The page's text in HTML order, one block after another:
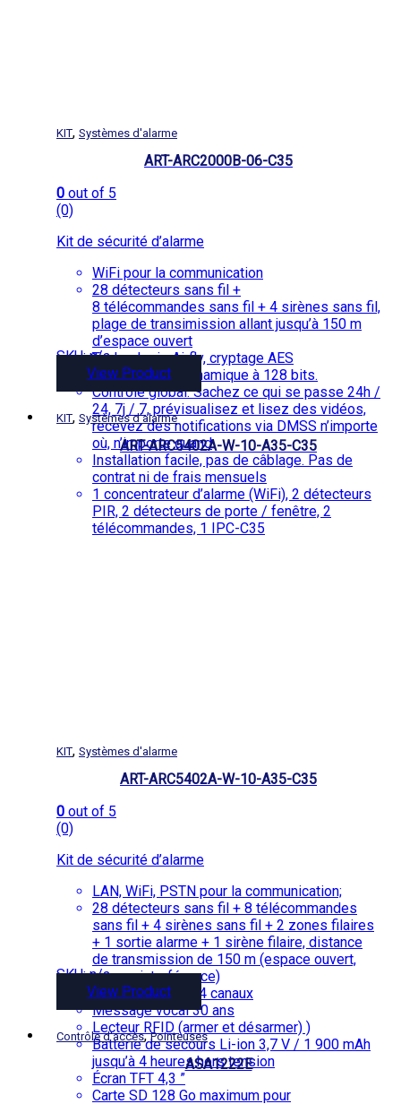
KIT, Systèmes d'alarme
ART-ARC2000B-06-C35
0 out of 5
(0)
Kit de sécurité d’alarme
WiFi pour la communication
28 détecteurs sans fil +
8 télécommandes sans fil + 4 sirènes sans fil,
plage de transimission allant jusqu’à 150 m
d’espace ouvert
Technologie Airfly, cryptage AES
bidirectionnel dynamique à 128 bits.
Contrôle global. Sachez ce qui se passe 24h /
24, 7j / 7, prévisualisez et lisez des vidéos,
recevez des notifications via DMSS n’importe
où, n’importe quand
Installation facile, pas de câblage. Pas de
contrat ni de frais mensuels
1 concentrateur d’alarme (WiFi), 2 détecteurs
PIR, 2 détecteurs de porte / fenêtre, 2
télécommandes, 1 IPC-C35
SKU: n/a
View Product
KIT, Systèmes d'alarme
ART-ARC5402A-W-10-A35-C35
KIT, Systèmes d'alarme
ART-ARC5402A-W-10-A35-C35
0 out of 5
(0)
Kit de sécurité d’alarme
LAN, WiFi, PSTN pour la communication;
28 détecteurs sans fil + 8 télécommandes
sans fil + 4 sirènes sans fil + 2 zones filaires
+ 1 sortie alarme + 1 sirène filaire, distance
de transmission de 150 m (espace ouvert,
aucune interférence)
Surveillance IPC 4 canaux
Message vocal 30 ans
Lecteur RFID (armer et désarmer) )
Batterie de secours Li-ion 3,7 V / 1 900 mAh
jusqu’à 4 heures hors tension
Écran TFT 4,3 ”
Carte SD 128 Go maximum pour
SKU: n/a
View Product
Contrôle d'accès,Pointeuses
ASA1222E